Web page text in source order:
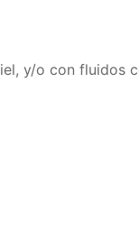
y/o con fluidos